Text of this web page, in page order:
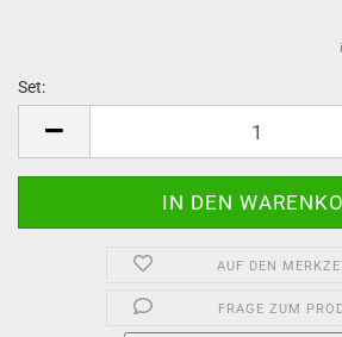
Set:
AUF DEN
FRAGE ZUM